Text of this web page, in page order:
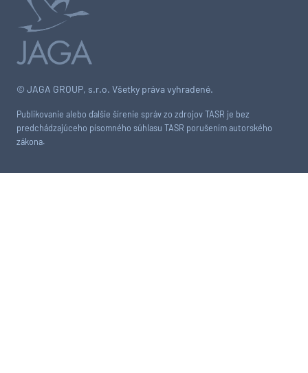
© JAGA GROUP, s.r.o. Všetky práva vyhradené.
Publikovanie alebo ďalšie šírenie správ zo zdrojov TASR je bez
predchádzajúceho písomného súhlasu TASR porušením autorského
zákona.